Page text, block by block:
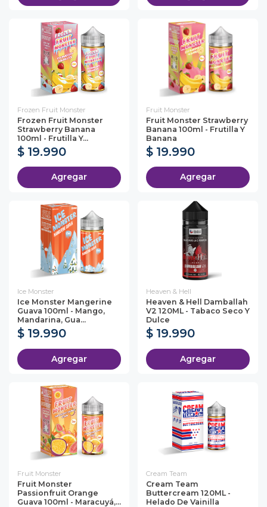
Frozen Fruit Monster
Frozen Fruit Monster
Strawberry Banana
100ml - Frutilla Y...
$ 19.990
Agregar
Fruit Monster
Fruit Monster Strawberry
Banana 100ml - Frutilla Y
Banana
$ 19.990
Agregar
Ice Monster
Ice Monster Mangerine
Guava 100ml - Mango,
Mandarina, Gua...
$ 19.990
Agregar
Heaven & Hell
Heaven & Hell Damballah
V2 120ML - Tabaco Seco Y
Dulce
$ 19.990
Agregar
Fruit Monster
Fruit Monster
Passionfruit Orange
Guava 100ml - Maracuyá,...
Cream Team
Cream Team
Buttercream 120ML -
Helado De Vainilla